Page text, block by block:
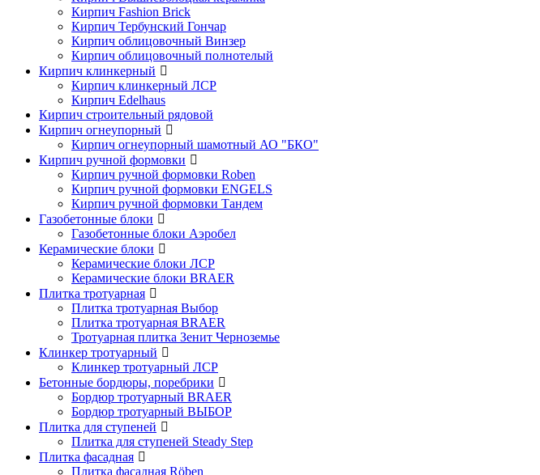
Кирпич Fashion Brick
Кирпич Тербунский Гончар
Кирпич облицовочный Винзер
Кирпич облицовочный полнотелый
Кирпич клинкерный
Кирпич клинкерный ЛСР
Кирпич Edelhaus
Кирпич строительный рядовой
Кирпич огнеупорный
Кирпич огнеупорный шамотный АО "БКО"
Кирпич ручной формовки
Кирпич ручной формовки Roben
Кирпич ручной формовки ENGELS
Кирпич ручной формовки Тандем
Газобетонные блоки
Газобетонные блоки Аэробел
Керамические блоки
Керамические блоки ЛСР
Керамические блоки BRAER
Плитка тротуарная
Плитка тротуарная Выбор
Плитка тротуарная BRAER
Тротуарная плитка Зенит Черноземье
Клинкер тротуарный
Клинкер тротуарный ЛСР
Бетонные бордюры, поребрики
Бордюр тротуарный BRAER
Бордюр тротуарный ВЫБОР
Плитка для ступеней
Плитка для ступеней Steady Step
Плитка фасадная
Плитка фасадная Röben